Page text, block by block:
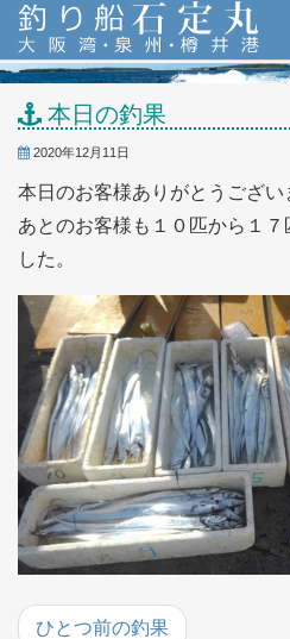
本日の釣果
2020年12月11日
本日のお客様ありがとうござ
あとのお客様も１０匹から１
した。
ひとつ前の釣果